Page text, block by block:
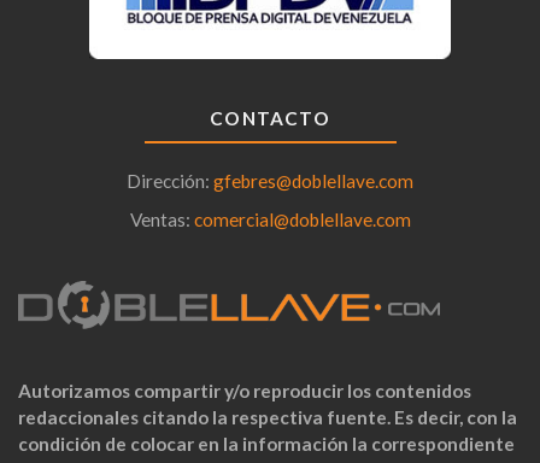
CONTACTO
Dirección: gfebres@doblellave.com
Ventas: comercial@doblellave.com
Autorizamos compartir y/o reproducir los contenidos
redaccionales citando la respectiva fuente. Es decir, con la
condición de colocar en la información la correspondiente